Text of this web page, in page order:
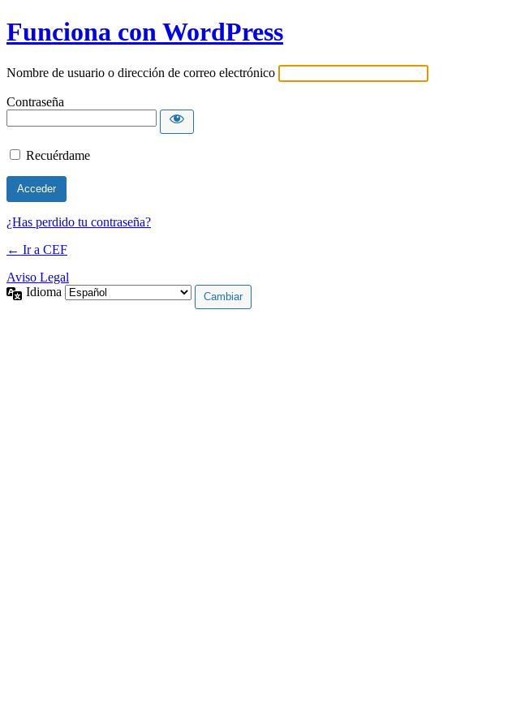
Funciona con WordPress
Nombre de usuario o dirección de correo electrónico
Contraseña
Recuérdame
¿Has perdido tu contraseña?
← Ir a CEF
Aviso Legal
Idioma